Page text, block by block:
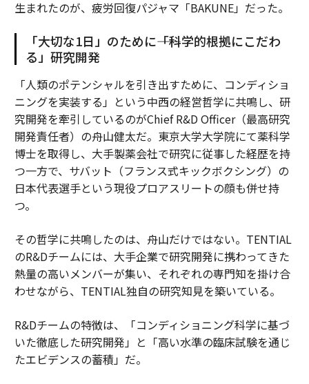
生まれたのが、疲労回復パジャマ「BAKUNE」だった。
「大切な1日」のために――「科学的根拠にこだわ
る」研究開発
「人類のポテンシャルを引き出すために、コンディショ
ニングを実装する」という中西の経営哲学に共鳴し、研
究開発を牽引しているのがChief R&D Officer（最高研究
開発責任者）の舟山健太だ。東京大学大学院にて薬科学
博士を取得し、大手製薬会社で研究に従事した経歴を持
つ一方で、サバット（フランス式キックボクシング）の
日本代表選手という現役プロアスリートの顔も併せ持
つ。
その哲学に共鳴したのは、舟山だけではない。TENTIAL
のR&Dチームには、大手企業で研究開発に携わってきた
熱量の高いメンバーが集い、それぞれの専門知を掛け合
わせながら、TENTIAL独自の研究知見を築いている。
R&Dチームの特徴は、「コンディショニング科学に基づ
いた徹底した研究開発」と「高い水準の臨床試験を通じ
たエビデンスの蓄積」だ。